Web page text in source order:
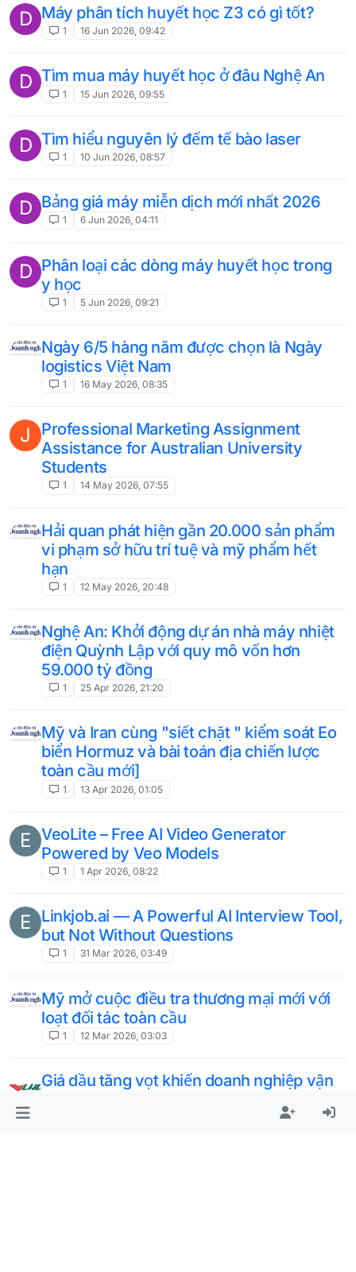
D Máy phân tích huyết học Z3 có gì tốt?
1 16 Jun 2026, 09:42
D Tìm mua máy huyết học ở đâu Nghệ An
1 15 Jun 2026, 09:55
D Tìm hiểu nguyên lý đếm tế bào laser
1 10 Jun 2026, 08:57
D Bảng giá máy miễn dịch mới nhất 2026
1 6 Jun 2026, 04:11
D Phân loại các dòng máy huyết học trong
y học
1 5 Jun 2026, 09:21
Ngày 6/5 hàng năm được chọn là Ngày
logistics Việt Nam
1 16 May 2026, 08:35
J
Professional Marketing Assignment
Assistance for Australian University
Students
1 14 May 2026, 07:55
Hải quan phát hiện gần 20.000 sản phẩm
vi phạm sở hữu trí tuệ và mỹ phẩm hết
hạn
1 12 May 2026, 20:48
Nghệ An: Khởi động dự án nhà máy nhiệt
điện Quỳnh Lập với quy mô vốn hơn
59.000 tỷ đồng
1 25 Apr 2026, 21:20
Mỹ và Iran cùng "siết chặt " kiểm soát Eo
biển Hormuz và bài toán địa chiến lược
toàn cầu mới]
1 13 Apr 2026, 01:05
E VeoLite – Free AI Video Generator
Powered by Veo Models
1 1 Apr 2026, 08:22
E
Linkjob.ai — A Powerful AI Interview Tool,
but Not Without Questions
1 31 Mar 2026, 03:49
Mỹ mở cuộc điều tra thương mại mới với
loạt đối tác toàn cầu
1 12 Mar 2026, 03:03
Giá dầu tăng vọt khiến doanh nghiệp vận